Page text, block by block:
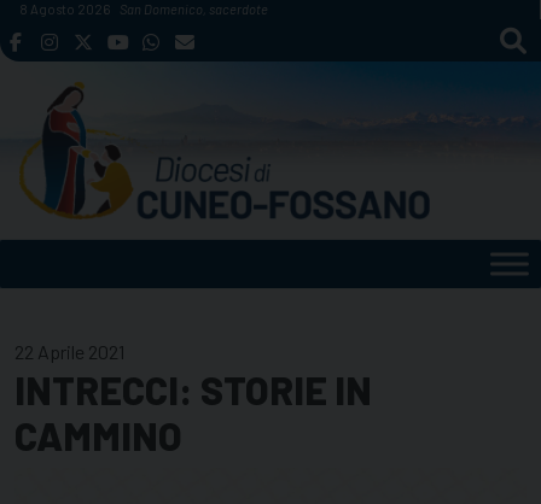
Skip
to
8 Agosto 2026 San Domenico, sacerdote
22 Aprile 2021
INTRECCI: STORIE IN
CAMMINO